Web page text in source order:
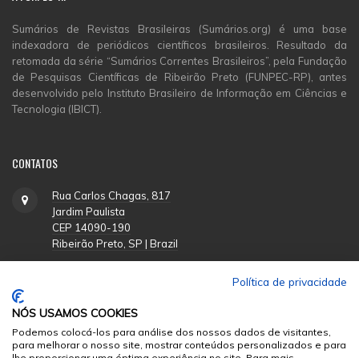
Sumários de Revistas Brasileiras (Sumários.org) é uma base
indexadora de periódicos científicos brasileiros. Resultado da
retomada da série “Sumários Correntes Brasileiros”, pela Fundação
de Pesquisas Científicas de Ribeirão Preto (FUNPEC-RP), antes
desenvolvido pelo Instituto Brasileiro de Informação em Ciências e
Tecnologia (IBICT).
CONTATOS
Rua Carlos Chagas, 817
Jardim Paulista
CEP 14090-190
Ribeirão Preto, SP | Brazil
Política de privacidade
NÓS USAMOS COOKIES
Podemos colocá-los para análise dos nossos dados de visitantes,
para melhorar o nosso site, mostrar conteúdos personalizados e para